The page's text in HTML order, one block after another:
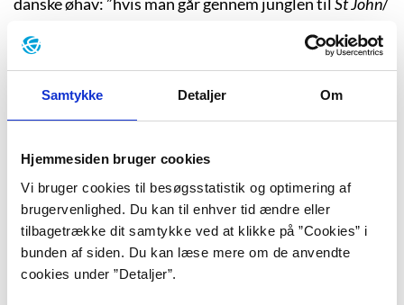
Samtykke Detaljer Om
Hjemmesiden bruger cookies
Vi bruger cookies til besøgsstatistik og optimering af
brugervenlighed. Du kan til enhver tid ændre eller
tilbagetrække dit samtykke ved at klikke på ”Cookies” i
bunden af siden. Du kan læse mere om de anvendte
cookies under ”Detaljer”.
fortjent det / og så rejser en sukkerplantage sig i det
grønne / man kan seslavernes indkvartering/og lukke
øjnene så alt kommer til live / man kan se pisken
svinge over et barns ryg / den døddrukne plantør i
Maria Helleberg: Miss Suzanna
I Maria Hellebergs ungdomsroman ”Miss Suzanna”
(2002) får den kløgtige og selvstændige slavepige
Suzanna en chance, som kun var få slaver forundt
under den danske overmagt på De Dansk Vestindiske